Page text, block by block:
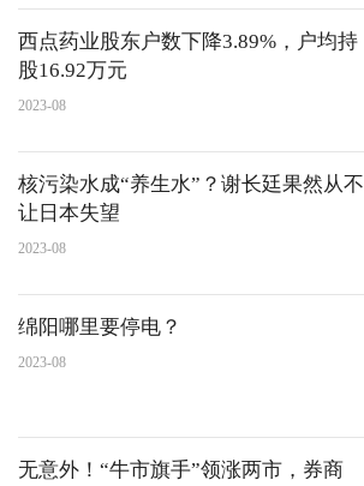
西点药业股东户数下降3.89%，户均持
股16.92万元
2023-08
核污染水成“养生水”？谢长廷果然从不
让日本失望
2023-08
绵阳哪里要停电？
2023-08
无意外！“牛市旗手”领涨两市，券商